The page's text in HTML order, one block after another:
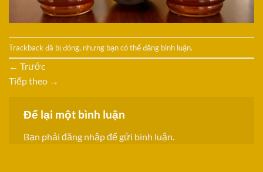
Trackback đã bị đóng, nhưng bạn có thểđăng bình luận.
← Trước
Tiếp theo →
Để lại một bình luận
Bạn phải đăng nhậpđể gửi bình luận.